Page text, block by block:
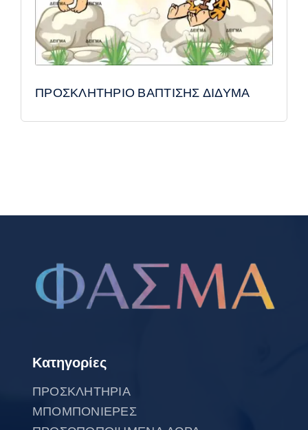
ΠΡΟΣΚΛΗΤΗΡΙΟ ΒΑΠΤΙΣΗΣ ΔΙΔΥΜΑ
Κατηγορίες
ΠΡΟΣΚΛΗΤΗΡΙΑ
ΜΠΟΜΠΟΝΙΕΡΕΣ